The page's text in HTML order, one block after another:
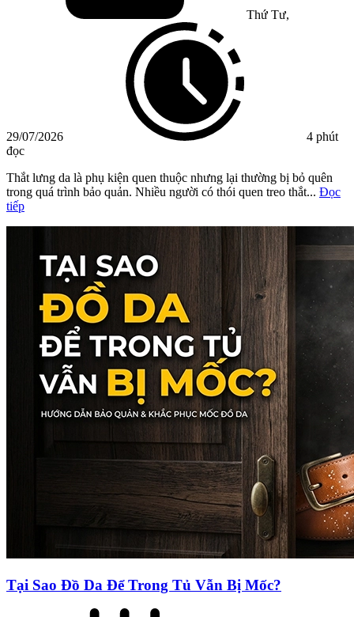
Thứ Tư,
29/07/2026
4 phút
đọc
Thắt lưng da là phụ kiện quen thuộc nhưng lại thường bị bỏ quên
trong quá trình bảo quản. Nhiều người có thói quen treo thắt... Đọc
tiếp
Tại Sao Đồ Da Để Trong Tủ Vẫn Bị Mốc?